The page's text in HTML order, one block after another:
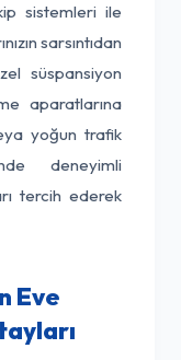
sistemleri ile
sarsıntıdan
süspansiyon
aparatlarına
yoğun trafik
deneyimli
tercih ederek
Eve